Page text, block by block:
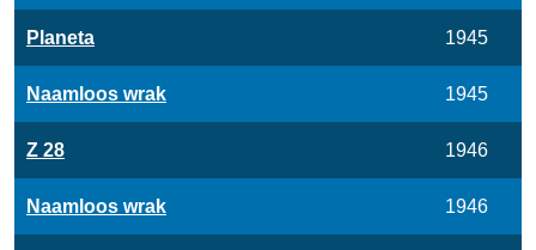
Planeta 1945
Naamloos wrak 1945
Z 28 1946
Naamloos wrak 1946